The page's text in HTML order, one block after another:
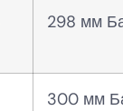
298 мм
300 мм